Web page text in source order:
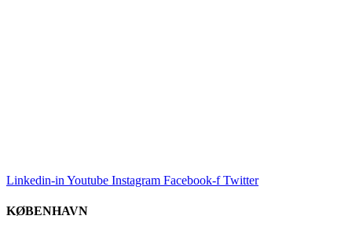
Linkedin-in Youtube Instagram Facebook-f Twitter
KØBENHAVN